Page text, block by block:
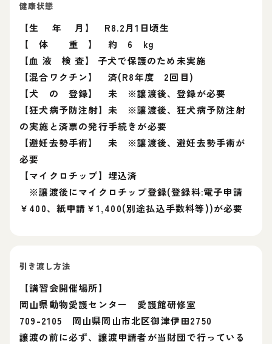
健康状態
【生 年 月】 R8.2月1日頃生
【 体 重 】 約 6 kg
【血 液 検 査】 子犬で保護のため未実施
【混合ワクチン】 済(R8年度 2回目)
【犬 の 登録】 未 ※譲渡後、登録が必要
【狂犬病予防注射】未 ※譲渡後、狂犬病予防注射
の実施と済票の発行手続きが必要
【避妊去勢手術】 未 ※譲渡後、避妊去勢手術が
必要
【マイクロチップ】埋込済
※譲渡後にマイクロチップ登録(登録料:電子申請
￥400、紙申請￥1,400(別途払込手数料等))が必要
引き渡し方法
【講習会開催場所】
岡山県動物愛護センター 愛護館研修室
709-2105 岡山県岡山市北区御津伊田2750
譲渡の前に必ず、譲渡申請者が当財団で行っている